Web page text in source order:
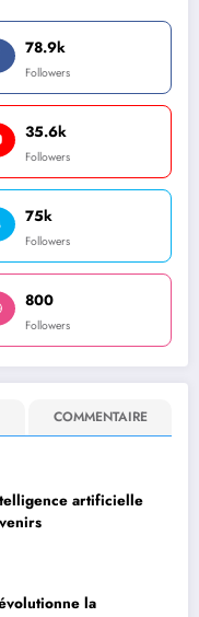
78.9k
Followers
35.6k
Followers
75k
Followers
800
Followers
COMMENTAIRE
artificielle
la